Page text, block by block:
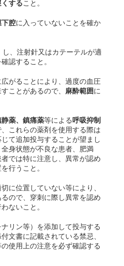
くすること。
下腔に入っていないことを確か
し、注射針又はカテーテルが適
認すること。
がることにより、過度の血圧
ことがあるので、 麻酔範囲に
静薬、鎮痛薬等による 呼吸抑制
これらの薬剤を使用する際は
て追加投与することが望まし
身状態が不良な患者、肥満
では特に注意し、異常が認め
行うこと。
に位置していない等により、
ので、穿刺に際し異常を認め
ないこと。
リン等）を添加して投与する
文書に記載されている禁忌、
使用上の注意を必ず確認する